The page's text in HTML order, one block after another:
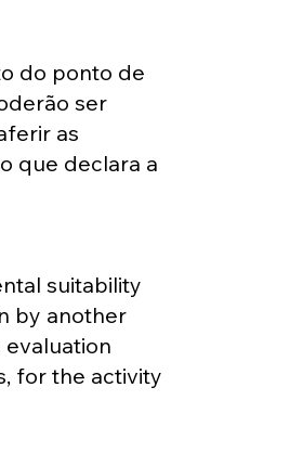
do ponto de
ser
as
que declara a
suitability
by another
for the activity